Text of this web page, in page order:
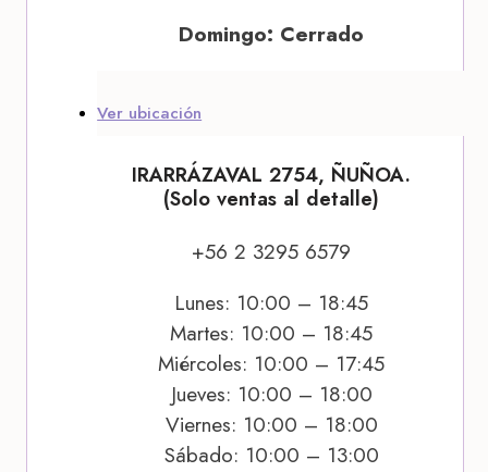
Domingo: Cerrado
Ver ubicación
IRARRÁZAVAL 2754, ÑUÑOA.
(Solo ventas al detalle)
+56 2 3295 6579
Lunes: 10:00 – 18:45
Martes: 10:00 – 18:45
Miércoles: 10:00 – 17:45
Jueves: 10:00 – 18:00
Viernes: 10:00 – 18:00
Sábado: 10:00 – 13:00